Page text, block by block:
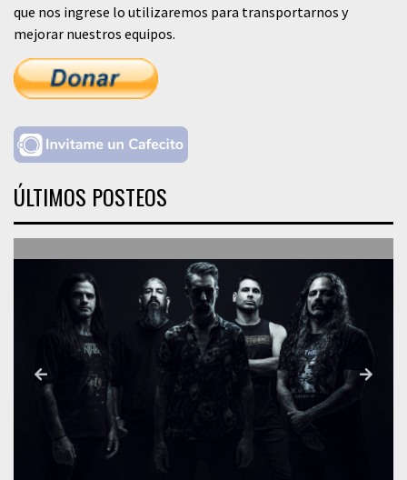
que nos ingrese lo utilizaremos para transportarnos y
mejorar nuestros equipos.
ÚLTIMOS POSTEOS